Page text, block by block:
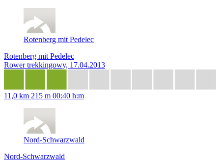
Rotenberg mit Pedelec
Rotenberg mit Pedelec
Rower trekkingowy, 17.04.2013
11,0 km 215 m 00:40 h:m
Nord-Schwarzwald
Nord-Schwarzwald